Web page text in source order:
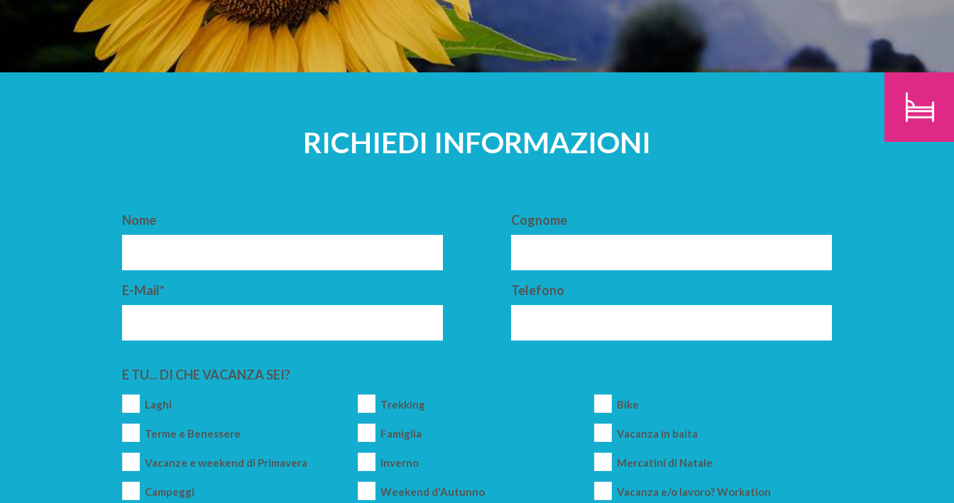
ARRIVO PARTENZA
CERCA
RICHIEDI INFORMAZIONI
Nome Cognome
E-Mail* Telefono
E TU... DI CHE VACANZA SEI?
Laghi Trekking Bike
Terme e Benessere Famiglia Vacanza in baita
Vacanze e weekend di Primavera Inverno Mercatini di Natale
Campeggi Weekend d'Autunno Vacanza e/o lavoro? Workation